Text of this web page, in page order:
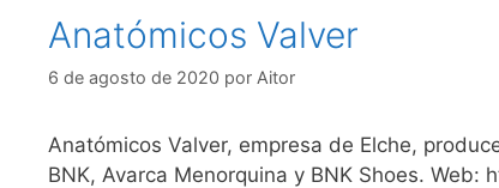
Anatómicos Valver
6 de agosto de 2020 por Aitor
Anatómicos Valver, empresa de Elche,
BNK, Avarca Menorquina y BNK Shoes. Web: